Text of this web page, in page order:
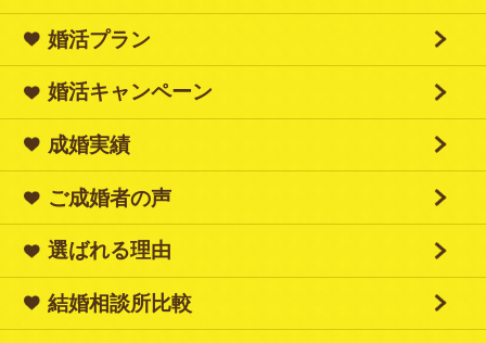
婚活プラン
婚活キャンペーン
成婚実績
ご成婚者の声
選ばれる理由
結婚相談所比較